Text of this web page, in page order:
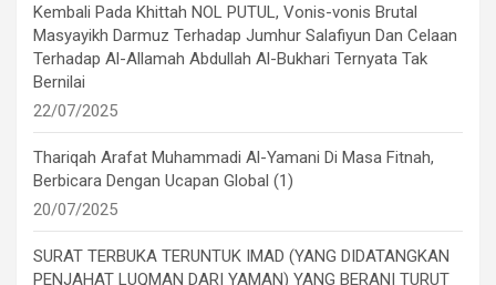
Kembali Pada Khittah NOL PUTUL, Vonis-vonis Brutal
Masyayikh Darmuz Terhadap Jumhur Salafiyun Dan Celaan
Terhadap Al-Allamah Abdullah Al-Bukhari Ternyata Tak
Bernilai
22/07/2025
Thariqah Arafat Muhammadi Al-Yamani Di Masa Fitnah,
Berbicara Dengan Ucapan Global (1)
20/07/2025
SURAT TERBUKA TERUNTUK IMAD (YANG DIDATANGKAN
PENJAHAT LUQMAN DARI YAMAN) YANG BERANI TURUT